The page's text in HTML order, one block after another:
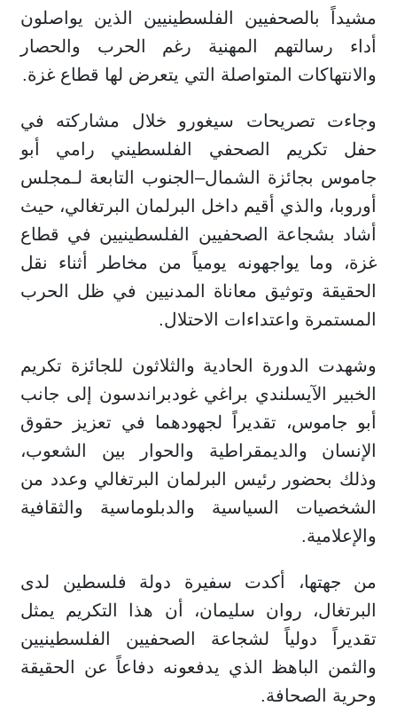
مشيداً بالصحفيين الفلسطينيين الذين يواصلون
أداء رسالتهم المهنية رغم الحرب والحصار
والانتهاكات المتواصلة التي يتعرض لها قطاع غزة.
وجاءت تصريحات سيغورو خلال مشاركته في
حفل تكريم الصحفي الفلسطيني رامي أبو
جاموس بجائزة الشمال–الجنوب التابعة لـمجلس
أوروبا، والذي أقيم داخل البرلمان البرتغالي، حيث
أشاد بشجاعة الصحفيين الفلسطينيين في قطاع
غزة، وما يواجهونه يومياً من مخاطر أثناء نقل
الحقيقة وتوثيق معاناة المدنيين في ظل الحرب
المستمرة واعتداءات الاحتلال.
وشهدت الدورة الحادية والثلاثون للجائزة تكريم
الخبير الآيسلندي براغي غودبراندسون إلى جانب
أبو جاموس، تقديراً لجهودهما في تعزيز حقوق
الإنسان والديمقراطية والحوار بين الشعوب،
وذلك بحضور رئيس البرلمان البرتغالي وعدد من
الشخصيات السياسية والدبلوماسية والثقافية
والإعلامية.
من جهتها، أكدت سفيرة دولة فلسطين لدى
البرتغال، روان سليمان، أن هذا التكريم يمثل
تقديراً دولياً لشجاعة الصحفيين الفلسطينيين
والثمن الباهظ الذي يدفعونه دفاعاً عن الحقيقة
وحرية الصحافة.